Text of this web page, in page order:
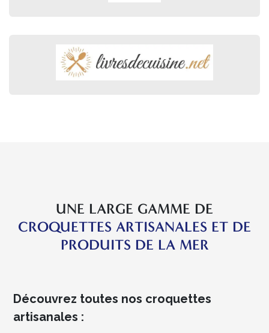
UNE LARGE GAMME DE
CROQUETTES ARTISANALES ET DE
PRODUITS DE LA MER
Découvrez toutes nos croquettes
artisanales :